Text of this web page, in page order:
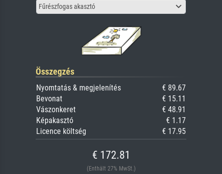
Fűrészfogas akasztó
Összegzés
Nyomtatás & megjelenítés
€ 89.67
Bevonat
€ 15.11
Vászonkeret
€ 48.91
Képakasztó
€ 1.17
Licence költség
€ 17.95
€ 172.81
(Enthält 27% MwSt.)